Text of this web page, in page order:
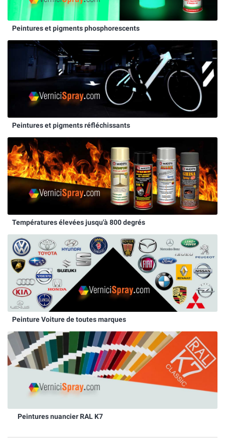
Peintures et pigments phosphorescents
Peintures et pigments réfléchissants
Températures élevées jusqu'à 800 degrés
Peinture Voiture de toutes marques
Peintures nuancier RAL K7